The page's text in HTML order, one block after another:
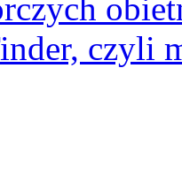
czyli